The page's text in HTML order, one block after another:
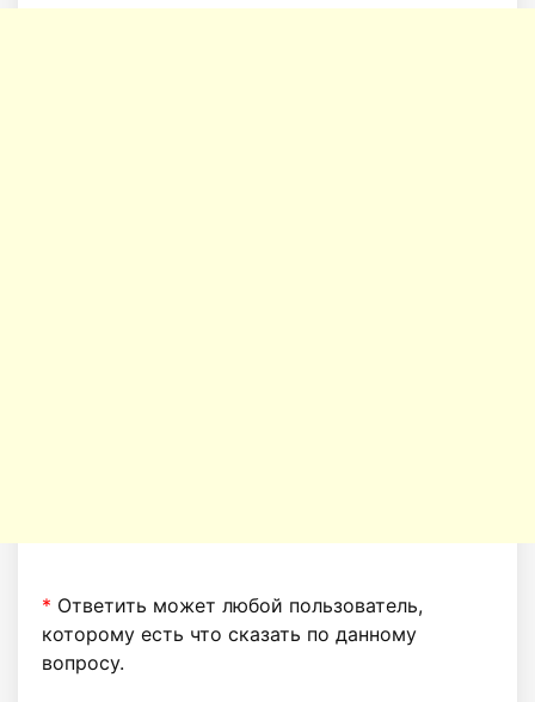
* Ответить может любой пользователь,
которому есть что сказать по данному
вопросу.